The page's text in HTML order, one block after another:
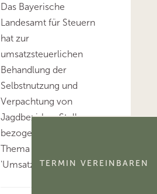
Das Bayerische
Landesamt für Steuern
hat zur
umsatzsteuerlichen
Behandlung der
Selbstnutzung und
Verpachtung von
Jagdbezirken Stellung
bezogen.Mehr zum
Thema
'Umsatzsteuer'...TERMIN VEREINBAREN